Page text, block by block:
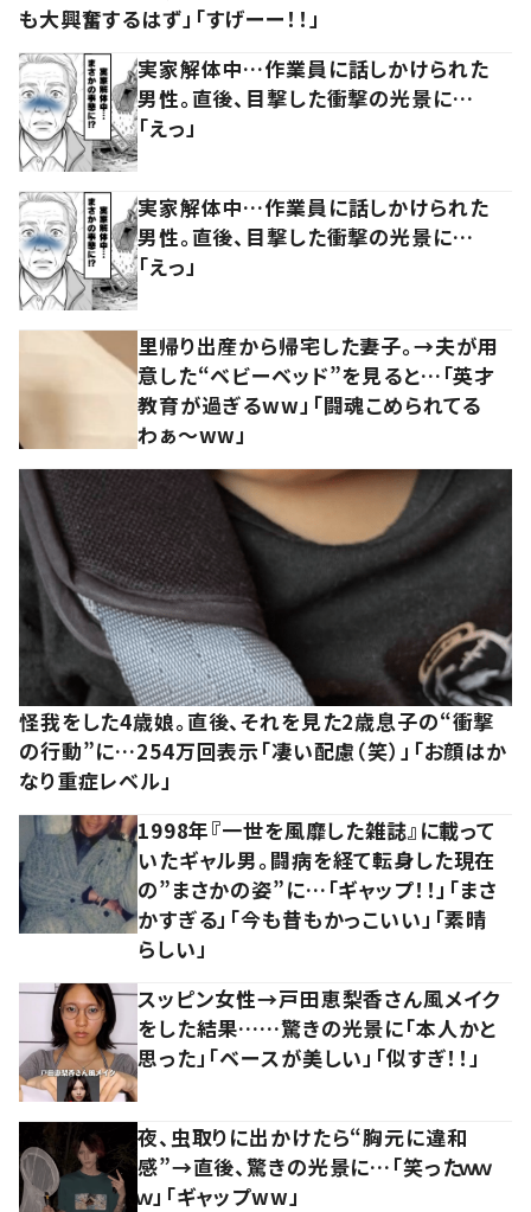
も大興奮するはず」「すげーー！！」
実家解体中…作業員に話しかけられた
男性。直後、目撃した衝撃の光景に…
「えっ」
実家解体中…作業員に話しかけられた
男性。直後、目撃した衝撃の光景に…
「えっ」
里帰り出産から帰宅した妻子。→夫が用
意した“ベビーベッド”を見ると…「英才
教育が過ぎるww」「闘魂こめられてる
わぁ～ww」
怪我をした4歳娘。直後、それを見た2歳息子の“衝撃
の行動”に…254万回表示「凄い配慮（笑）」「お顔はか
なり重症レベル」
1998年『一世を風靡した雑誌』に載って
いたギャル男。闘病を経て転身した現在
の”まさかの姿”に…「ギャップ！！」「まさ
かすぎる」「今も昔もかっこいい」「素晴
らしい」
スッピン女性→戸田恵梨香さん風メイク
をした結果……驚きの光景に「本人かと
思った」「ベースが美しい」「似すぎ！！」
夜、虫取りに出かけたら“胸元に違和
感”→直後、驚きの光景に…「笑ったｗｗ
ｗ」「ギャップww」